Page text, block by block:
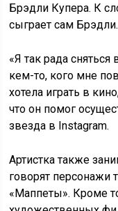
Брэдли Купера. К
сыграет сам Брэдли.
«Я так рада
кем-то, кого мне
хотела играть в
что он помог
звезда в Instagram.
Артистка также
говорят персонажи
«Маппеты». Кроме